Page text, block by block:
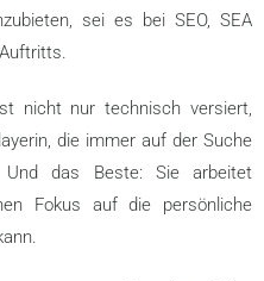
sei es bei SEO, SEA
nicht nur technisch versiert,
die immer auf der Suche
das Beste: Sie arbeitet
Fokus auf die persönliche